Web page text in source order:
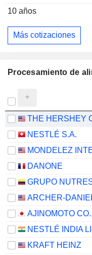
10 años
Más cotizaciones
Procesamiento de
THE HERSHEY
NESTLÉ S.A.
DANONE
GRUPO
AJINOMOTO
NESTLÉ INDIA
KRAFT HEINZ